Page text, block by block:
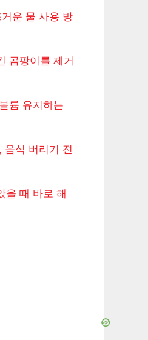
운 물 사용 방
곰팡이를 제거
륨 유지하는
음식 버리기 전
을 때 바로 해